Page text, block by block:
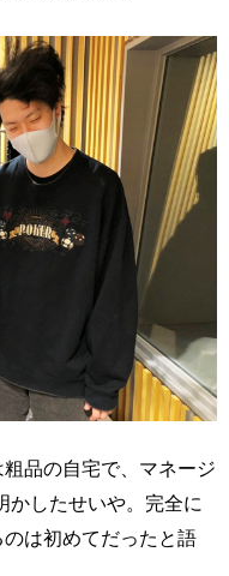
品の自宅で、マネージ
かしたせいや。完全に
は初めてだったと語